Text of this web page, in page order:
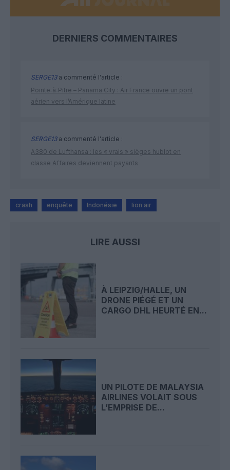
DERNIERS COMMENTAIRES
SERGE13a commenté l'article :
Pointe‑à‑Pitre – Panama City : Air France ouvre un pont
aérien vers l’Amérique latine
SERGE13a commenté l'article :
A380 de Lufthansa : les « vrais » sièges hublot en
classe Affaires deviennent payants
crash enquête Indonésie lion air
LIRE AUSSI
À LEIPZIG/HALLE, UN
DRONE PIÉGÉ ET UN
CARGO DHL HEURTÉ EN...
UN PILOTE DE MALAYSIA
AIRLINES VOLAIT SOUS
L’EMPRISE DE...